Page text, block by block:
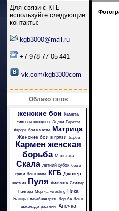
Для связи с КГБ
используйте следующие
контакты:
kgb3000@mail.ru
+7 978 77 05 441
vk.com/kgb3000com
Облако тэгов
женские бои Камета
сильные женщины Энджи
Беретта
Аврора бои в масле Матрица
Женские бои в грязи барби
Кармен женская
борьба Малышка
Скала летний кубок бои в
грязи бои в желе КГБ Джокер
жасмин Пуля Амазонка Стингер
Пантера Моряча wrestling Ника
Багира лечебная грязь борьба бои в
шоколаде рестлинг Анечка